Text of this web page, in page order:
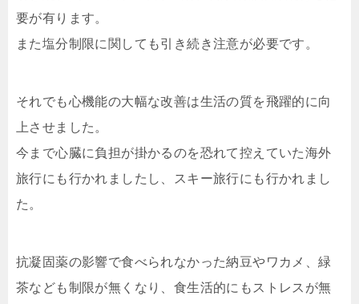
要が有ります。
また塩分制限に関しても引き続き注意が必要です。
それでも心機能の大幅な改善は生活の質を飛躍的に向
上させました。
今まで心臓に負担が掛かるのを恐れて控えていた海外
旅行にも行かれましたし、スキー旅行にも行かれまし
た。
抗凝固薬の影響で食べられなかった納豆やワカメ、緑
茶なども制限が無くなり、食生活的にもストレスが無